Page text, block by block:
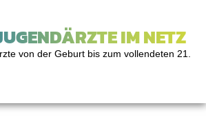
IM NETZ
von der Geburt bis zum vollendeten 21.